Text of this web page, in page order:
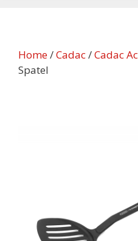
Home/Cadac/Cadac
Spatel